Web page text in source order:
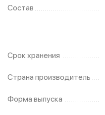
Состав
Срок хранения
Страна производитель
Форма выпуска